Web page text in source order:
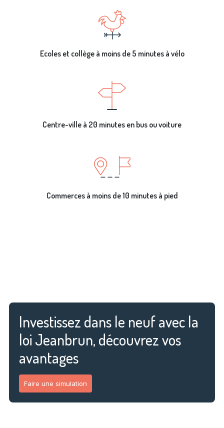
Ecoles et collège à moins de 5 minutes à vélo
Centre-ville à 20 minutes en bus ou voiture
Commerces à moins de 10 minutes à pied
Investissez dans le neuf avec la
loi Jeanbrun, découvrez vos
avantages
Faire une simulation